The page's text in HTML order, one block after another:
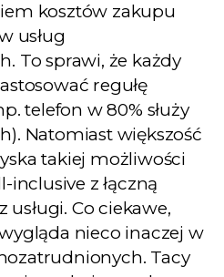
kosztów zakupu
usług
To sprawi, że każdy
regułę
telefon w 80% służy
Natomiast większość
takiej możliwości
z łączną
usługi. Co ciekawe,
nieco inaczej w
Tacy